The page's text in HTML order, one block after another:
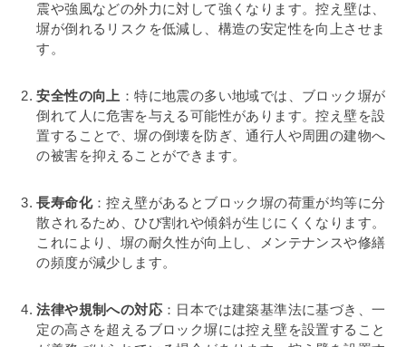
震や強風などの外力に対して強くなります。控え壁は、
塀が倒れるリスクを低減し、構造の安定性を向上させま
す。
安全性の向上 ：特に地震の多い地域では、ブロック塀が
倒れて人に危害を与える可能性があります。控え壁を設
置することで、塀の倒壊を防ぎ、通行人や周囲の建物へ
の被害を抑えることができます。
長寿命化：控え壁があるとブロック塀の荷重が均等に分
散されるため、ひび割れや傾斜が生じにくくなります。
これにより、塀の耐久性が向上し、メンテナンスや修繕
の頻度が減少します。
法律や規制への対応 ：日本では建築基準法に基づき、一
定の高さを超えるブロック塀には控え壁を設置すること